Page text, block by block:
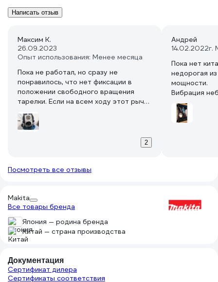
Написать отзыв
Максим К.
26.09.2023
Опыт использования: Менее месяца
Пока не работал, но сразу не
понравилось, что нет фиксации в
положении свободного вращения
тарелки. Если на всем ходу этот рычаг
соскочит, то удар по шестерням
будет серьезный.
Доработал проточкой ступеньки в
соскочить.
2
Андрей
14.02.2022г.
Пока нет
недорогая
мощности.
Вибрация
аппарата.
Брал 2,
Посмотреть все отзывы
Makita
Все товары бренда
Япония — родина бренда
Китай — страна производства
Документация
Сертификат дилера
Сертификаты соответствия